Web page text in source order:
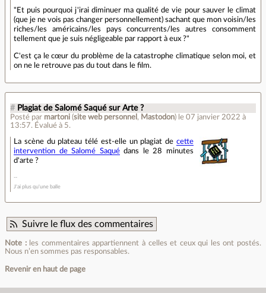
"Et puis pourquoi j'irai diminuer ma qualité de vie pour sauver le climat
(que je ne vois pas changer personnellement) sachant que mon voisin/les
riches/les américains/les pays concurrents/les autres consomment
tellement que je suis négligeable par rapport à eux ?"
C'est ça le cœur du problème de la catastrophe climatique selon moi, et
on ne le retrouve pas du tout dans le film.
# Plagiat de Salomé Saqué sur Arte ?
Posté par martoni (site web personnel , Mastodon) le 07 janvier 2022 à
13:57. Évalué à 5.
La scène du plateau télé est-elle un plagiat de cette
intervention de Salomé Saquédans le 28 minutes
d'arte ?
J'ai plus qu'une balle
Suivre le flux des commentaires
Note :les commentaires appartiennent à celles et ceux qui les ont postés.
Nous n’en sommes pas responsables.
Revenir en haut de page